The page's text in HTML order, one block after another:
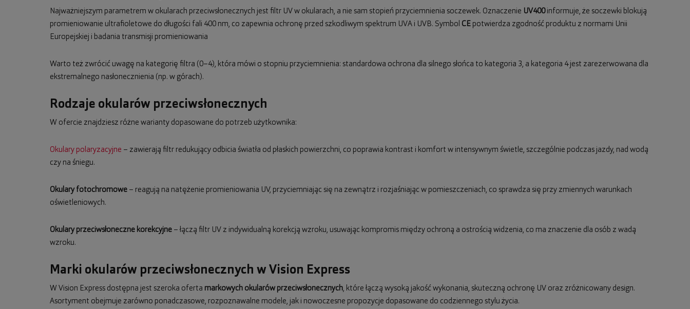
Najważniejszym parametrem w okularach przeciwsłonecznych jest filtr UV w okularach, a nie sam stopień przyciemnienia soczewek. Oznaczenie UV400informuje, że soczewki blokują
promieniowanie ultrafioletowe do długości fali 400 nm, co zapewnia ochronę przed szkodliwym spektrum UVA i UVB. Symbol CE potwierdza zgodność produktu z normami Unii
Europejskiej i badania transmisji promieniowania
Warto też zwrócić uwagę na kategorię filtra (0–4), która mówi o stopniu przyciemnienia: standardowa ochrona dla silnego słońca to kategoria 3, a kategoria 4 jest zarezerwowana dla
ekstremalnego nasłonecznienia (np. w górach).
Rodzaje okularów przeciwsłonecznych
W ofercie znajdziesz różne warianty dopasowane do potrzeb użytkownika:
Okulary polaryzacyjne – zawierają filtr redukujący odbicia światła od płaskich powierzchni, co poprawia kontrast i komfort w intensywnym świetle, szczególnie podczas jazdy, nad wodą
czy na śniegu.
Okulary fotochromowe – reagują na natężenie promieniowania UV, przyciemniając się na zewnątrz i rozjaśniając w pomieszczeniach, co sprawdza się przy zmiennych warunkach
oświetleniowych.
Okulary przeciwsłoneczne korekcyjne – łączą filtr UV z indywidualną korekcją wzroku, usuwając kompromis między ochroną a ostrością widzenia, co ma znaczenie dla osób z wadą
wzroku.
Marki okularów przeciwsłonecznych w Vision Express
W Vision Express dostępna jest szeroka oferta markowych okularów przeciwsłonecznych, które łączą wysoką jakość wykonania, skuteczną ochronę UV oraz zróżnicowany design.
Asortyment obejmuje zarówno ponadczasowe, rozpoznawalne modele, jak i nowoczesne propozycje dopasowane do codziennego stylu życia.